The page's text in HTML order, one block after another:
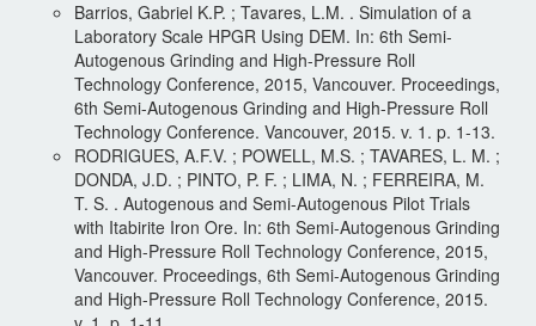
Barrios, Gabriel K.P. ; Tavares, L.M. . Simulation of a
Laboratory Scale HPGR Using DEM. In: 6th Semi-
Autogenous Grinding and High-Pressure Roll
Technology Conference, 2015, Vancouver. Proceedings,
6th Semi-Autogenous Grinding and High-Pressure Roll
Technology Conference. Vancouver, 2015. v. 1. p. 1-13.
RODRIGUES, A.F.V. ; POWELL, M.S. ; TAVARES, L. M. ;
DONDA, J.D. ; PINTO, P. F. ; LIMA, N. ; FERREIRA, M.
T. S. . Autogenous and Semi-Autogenous Pilot Trials
with Itabirite Iron Ore. In: 6th Semi-Autogenous Grinding
and High-Pressure Roll Technology Conference, 2015,
Vancouver. Proceedings, 6th Semi-Autogenous Grinding
and High-Pressure Roll Technology Conference, 2015.